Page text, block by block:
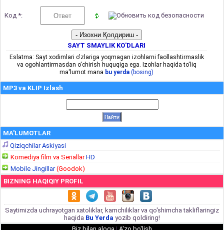
Код *:
SAYT SMAYLIK KO'DLARI
Eslatma: Sayt xodimlari o'zlariga yoqmagan izohlarni faollashtirmaslik
va ogohlantirmasdan o'chirish huquqiga ega. Izohlar haqida to'liq
ma'lumot mana bu yerda (bosing)
MP3 va KLIP Izlash
MA'LUMOTLAR
Qiziqchilar Askiyasi
Komediya film va SeriallarHD
Mobile Jingillar(Goodok)
BIZNING HAQIQIY PROFIL
Saytimizda uchrayotgan xatoliklar, kamchiliklar va qo'shimcha takliflaringiz
haqida Bu Yerda yozib qoldiring!